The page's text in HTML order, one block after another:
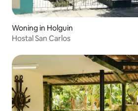
Woning in Holguin
Hostal San Carlos